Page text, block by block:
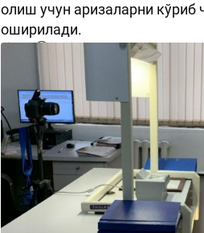
олиш учун аризаларни
оширилади.